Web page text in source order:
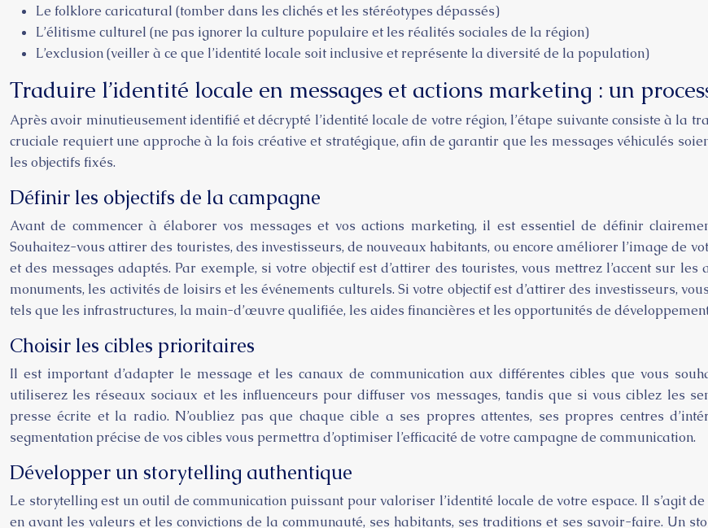
Le folklore caricatural (tomber dans les clichés et les stéréotypes dépassés)
L’élitisme culturel (ne pas ignorer la culture populaire et les réalités sociales de la région)
L’exclusion (veiller à ce que l’identité locale soit inclusive et représente la diversité de la population)
Traduire l’identité locale en messages et actions marketing : un
Après avoir minutieusement identifié et décrypté l’identité locale de votre région, l’étape suivante consiste à la
cruciale requiert une approche à la fois créative et stratégique, afin de garantir que les messages véhiculés
les objectifs fixés.
Définir les objectifs de la campagne
Avant de commencer à élaborer vos messages et vos actions marketing, il est essentiel de définir
Souhaitez-vous attirer des touristes, des investisseurs, de nouveaux habitants, ou encore améliorer l’image de
et des messages adaptés. Par exemple, si votre objectif est d’attirer des touristes, vous mettrez l’accent sur
monuments, les activités de loisirs et les événements culturels. Si votre objectif est d’attirer des investisseurs,
tels que les infrastructures, la main-d’œuvre qualifiée, les aides financières et les opportunités de
Choisir les cibles prioritaires
Il est important d’adapter le message et les canaux de communication aux différentes cibles que vous
utiliserez les réseaux sociaux et les influenceurs pour diffuser vos messages, tandis que si vous ciblez les
presse écrite et la radio. N’oubliez pas que chaque cible a ses propres attentes, ses propres centres
segmentation précise de vos cibles vous permettra d’optimiser l’efficacité de votre campagne de communication.
Développer un storytelling authentique
Le storytelling est un outil de communication puissant pour valoriser l’identité locale de votre espace. Il s’agit
en avant les valeurs et les convictions de la communauté, ses habitants, ses traditions et ses savoir-faire. Un